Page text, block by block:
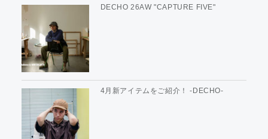
DECHO 26AW "CAPTURE FIVE"
4月新アイテムをご紹介！ -DECHO-